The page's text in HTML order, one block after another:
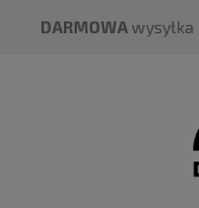
DARMOWAwysyłka